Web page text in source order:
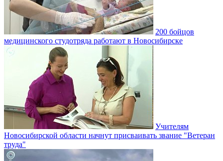
200 бойцов
медицинского студотряда работают в Новосибирске
Учителям
Новосибирской области начнут присваивать звание "Ветеран
труда"